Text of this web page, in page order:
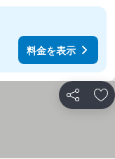
料金を表示
シェア お